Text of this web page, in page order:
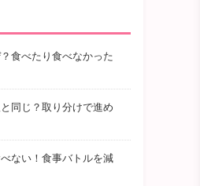
食べたり食べなかった
同じ？取り分けで進め
ない！食事バトルを減